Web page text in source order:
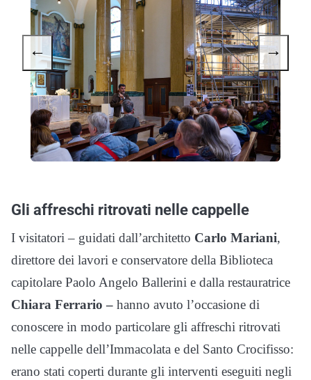
← →
Gli affreschi ritrovati nelle cappelle
I visitatori – guidati dall’architetto Carlo Mariani,
direttore dei lavori e conservatore della Biblioteca
capitolare Paolo Angelo Ballerini e dalla restauratrice
Chiara Ferrario – hanno avuto l’occasione di
conoscere in modo particolare gli affreschi ritrovati
nelle cappelle dell’Immacolata e del Santo Crocifisso:
erano stati coperti durante gli interventi eseguiti negli